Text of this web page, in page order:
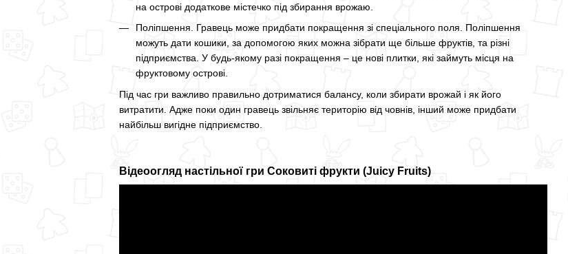
на острові додаткове містечко під збирання врожаю.
Поліпшення. Гравець може придбати покращення зі спеціального поля. Поліпшення
можуть дати кошики, за допомогою яких можна зібрати ще більше фруктів, та різні
підприємства. У будь-якому разі покращення – це нові плитки, які займуть місця на
фруктовому острові.
Під час гри важливо правильно дотриматися балансу, коли збирати врожай і як його
витратити. Адже поки один гравець звільняє територію від човнів, інший може придбати
найбільш вигідне підприємство.
Відеоогляд настільної гри Соковиті фрукти (Juicy Fruits)